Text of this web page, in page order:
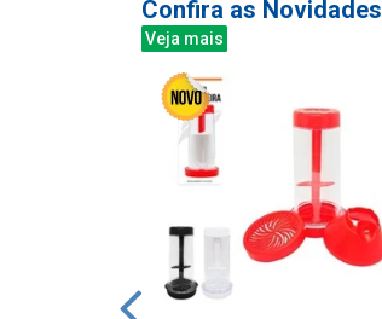
Confira as Novidades
Veja mais